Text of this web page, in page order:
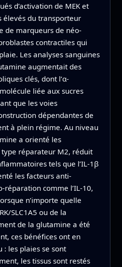
d’activation de MEK et
élevés du transporteur
de marqueurs de néo-
contractiles qui
Les analyses sanguines
augmentait des
clés, dont l’α-
liée aux sucres
que les voies
dépendantes de
à plein régime. Au niveau
a orienté les
réparateur M2, réduit
tels que l’IL-1β
les facteurs anti-
comme l’IL-10,
n’importe quelle
SLC1A5 ou de la
de la glutamine a été
ces bénéfices ont en
les plaies se sont
les tissus sont restés